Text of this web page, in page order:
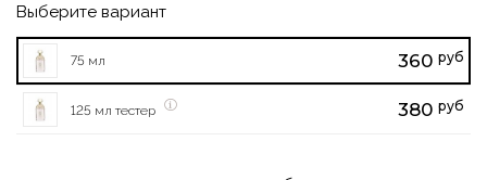
Выберите вариант
75 мл 360 руб
125 мл тестер 380 руб